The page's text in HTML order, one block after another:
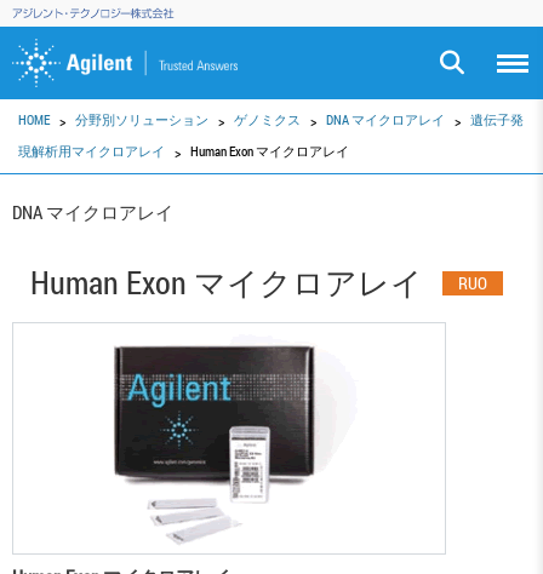
HOME 分野別ソリューション ゲノミクス DNA マイクロアレイ
遺伝子発
現解析用マイクロアレイ
Human Exon マイクロアレイ
DNA マイクロアレイ
Human Exon マイクロアレイ RUO